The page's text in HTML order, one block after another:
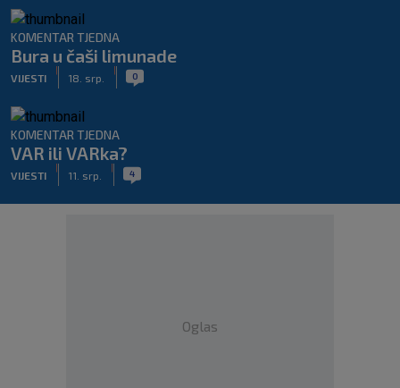
KOMENTAR TJEDNA
Bura u čaši limunade
VIJESTI 18. srp. 0
KOMENTAR TJEDNA
VAR ili VARka?
VIJESTI 11. srp. 4
Oglas